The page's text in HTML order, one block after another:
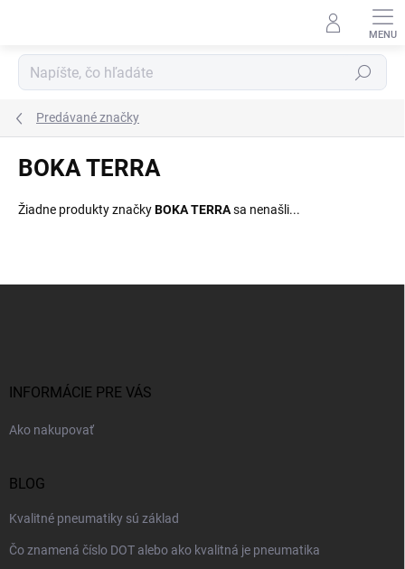
Hľadať
Predávané značky
BOKA TERRA
Žiadne produkty značkyBOKA TERRAsa nenašli...
INFORMÁCIE PRE VÁS
Ako nakupovať
BLOG
Kvalitné pneumatiky sú základ
Čo znamená číslo DOT alebo ako kvalitná je pneumatika